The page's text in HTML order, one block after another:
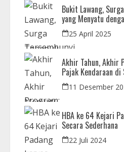
Bukit Lawang,
yang Menyatu
25 April 2025
Akhir Tahun, Akhir
Pajak Kendaraan
Desember
11 Desember
HBA ke 64 Kejari
Secara Sederhana
22 Juli 2024